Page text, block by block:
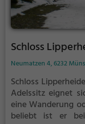
Schloss
Neumatzen 4, 6232
Schloss
Adelssitz eignet
eine Wanderung
beliebt ist er bei